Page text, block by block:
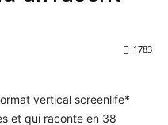
1783
vertical screenlife*
et qui raconte en 38